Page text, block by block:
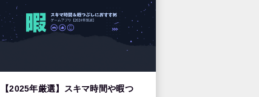
【2025年厳選】スキマ時間や暇つ